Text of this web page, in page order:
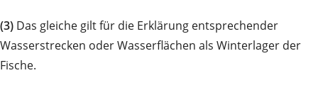
(3) Das gleiche gilt für die Erklärung entsprechender
Wasserstrecken oder Wasserflächen als Winterlager der
Fische.